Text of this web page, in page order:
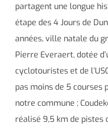
partagent une longue
étape des 4 Jours de
années, ville natale du
Pierre Everaert, dotée
cyclotouristes et de
pas moins de 5 courses
notre commune ;
réalisé 9,5 km de pistes